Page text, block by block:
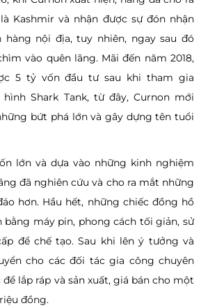
Kashmir và nhận được sự đón nhận
hàng nội địa, tuy nhiên, ngay sau đó
vào quên lãng. Mãi đến năm 2018,
5 tỷ vốn đầu tư sau khi tham gia
Shark Tank, từ đây, Curnon mới
bứt phá lớn và gây dựng tên tuổi
lớn và dựa vào những kinh nghiệm
đã nghiên cứu và cho ra mắt những
hơn. Hầu hết, những chiếc đồng hồ
bằng máy pin, phong cách tối giản, sử
để chế tạo. Sau khi lên ý tưởng và
cho các đối tác gia công chuyên
lắp ráp và sản xuất, giá bán cho một
đồng.